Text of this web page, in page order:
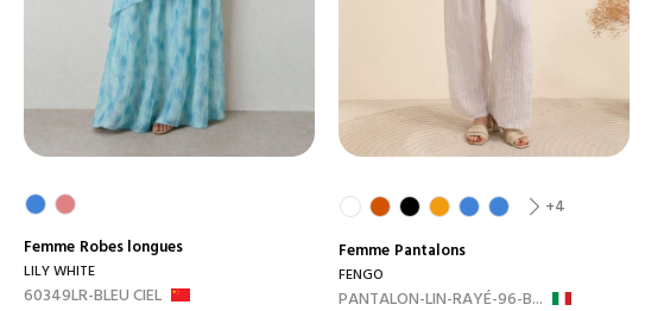
Femme Robes longues
LILY WHITE
60349LR-BLEU CIEL
+4
Femme Pantalons
FENGO
PANTALON-LIN-RAYÉ-96-B...